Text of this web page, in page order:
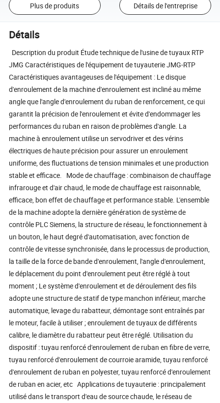
Plus de produits Détails de l'entreprise
Détails
Description du produit Étude technique de l'usine de tuyaux RTP
JMG Caractéristiques de l'équipement de tuyauterie JMG-RTP
Caractéristiques avantageuses de l'équipement : Le disque
d'enroulement de la machine d'enroulement est incliné au même
angle que l'angle d'enroulement du ruban de renforcement, ce qui
garantit la précision de l'enroulement et évite d'endommager les
performances du ruban en raison de problèmes d'angle. La
machine à enroulement utilise un servodriver et des vérins
électriques de haute précision pour assurer un enroulement
uniforme, des fluctuations de tension minimales et une production
stable et efficace. Mode de chauffage : combinaison de chauffage
infrarouge et d'air chaud, le mode de chauffage est raisonnable,
efficace, bon effet de chauffage et performance stable. L'ensemble
de la machine adopte la dernière génération de système de
contrôle PLC Siemens, la structure de réseau, le fonctionnement à
un bouton, le haut degré d'automatisation, avec fonction de
contrôle de vitesse synchronisée, dans le processus de production,
la taille de la force de bande d'enroulement, l'angle d'enroulement,
le déplacement du point d'enroulement peut être réglé à tout
moment ; Le système d'enroulement et de déroulement des fils
adopte une structure de statif de type manchon inférieur, marche
automatique, levage du rabatteur, démontage sont entraînés par
le moteur, facile à utiliser ; enroulement de tuyaux de différents
calibre, le diamètre du rabatteur peut être réglé. Utilisation du
dispositif : tuyau renforcé d'enroulement de ruban en fibre de verre,
tuyau renforcé d'enroulement de courroie aramide, tuyau renforcé
d'enroulement de ruban en polyester, tuyau renforcé d'enroulement
de ruban en acier, etc Applications de tuyauterie : principalement
utilisé dans le transport d'eau de source chaude, le réseau de